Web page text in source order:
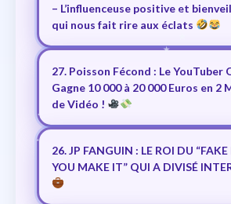
– L’influenceuse positive et
qui nous fait rire aux éclats
27. Poisson Fécond : Le YouTuber
Gagne 10 000 à 20 000 Euros en 2
de Vidéo !
26. JP FANGUIN : LE ROI DU
YOU MAKE IT” QUI A DIVISÉ